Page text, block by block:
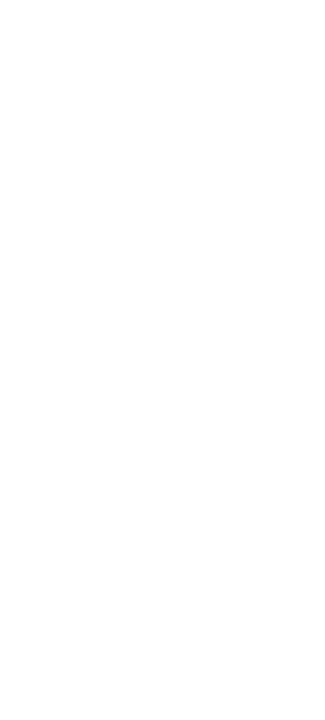
postelí, 1 ložnice se 2 samostatnými lůžky, sociální